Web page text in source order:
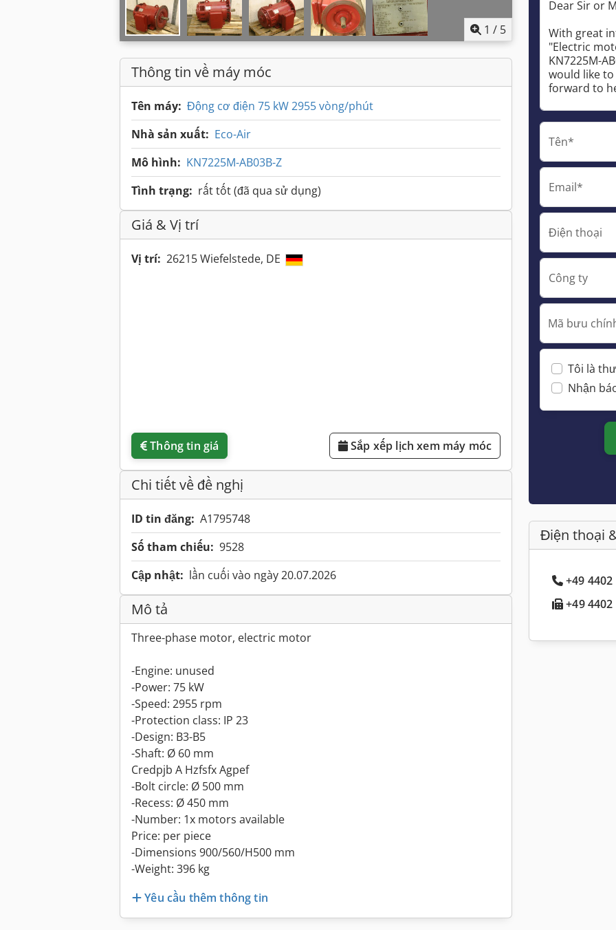
1 / 5
Thông tin về máy móc
Tên máy: Động cơ điện 75 kW 2955 vòng/phút
Nhà sản xuất: Eco-Air
Mô hình: KN7225M-AB03B-Z
Tình trạng: rất tốt (đã qua sử dụng)
Giá & Vị trí
Vị trí: 26215 Wiefelstede, DE
Thông tin giá Sắp xếp lịch xem máy móc
Chi tiết về đề nghị
ID tin đăng: A1795748
Số tham chiếu: 9528
Cập nhật: lần cuối vào ngày 20.07.2026
Mô tả
Three-phase motor, electric motor
-Engine: unused
-Power: 75 kW
-Speed: 2955 rpm
-Protection class: IP 23
-Design: B3-B5
-Shaft: Ø 60 mm
Credpjb A Hzfsfx Agpef
-Bolt circle: Ø 500 mm
-Recess: Ø 450 mm
-Number: 1x motors available
Price: per piece
-Dimensions 900/560/H500 mm
-Weight: 396 kg
Yêu cầu thêm thông tin
Tên*
Email*
Điện thoại
Công ty
Mã bưu
Tôi là
Nhận
Điện thoại
+49
+49